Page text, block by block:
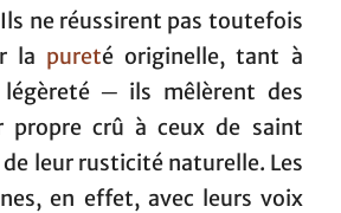
ne réussirent pas toutefois
la pureté originelle, tant à
─ ils mêlèrent des
propre crû à ceux de saint
leur rusticité naturelle. Les
en effet, avec leurs voix